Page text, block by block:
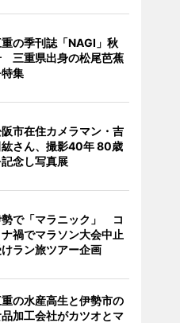
重の季刊誌「NAGI」秋
三重県出身の松尾芭蕉
集
市在住カメラマン・吉
紘さん、撮影40年 80歳
記念し写真展
で「マラニック」 コ
ナ禍でマラソン大会中止
ラン旅ツアー企画
重の水産高生と伊勢市の
加工会社がカツオとマ